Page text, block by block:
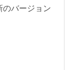
のバージョン